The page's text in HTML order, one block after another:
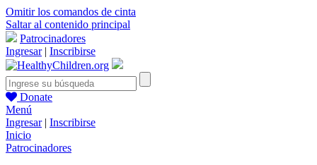
Omitir los comandos de cinta
Saltar al contenido principal
Patrocinadores
Ingresar| Inscribirse
Donate
Menú
Ingresar| Inscribirse
Inicio
Patrocinadores